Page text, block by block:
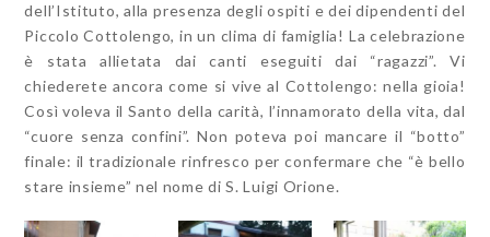
dell’Istituto, alla presenza degli ospiti e dei dipendenti del
Piccolo Cottolengo, in un clima di famiglia! La celebrazione
è stata allietata dai canti eseguiti dai “ragazzi”. Vi
chiederete ancora come si vive al Cottolengo: nella gioia!
Così voleva il Santo della carità, l’innamorato della vita, dal
“cuore senza confini”. Non poteva poi mancare il “botto”
finale: il tradizionale rinfresco per confermare che “è bello
stare insieme” nel nome di S. Luigi Orione.